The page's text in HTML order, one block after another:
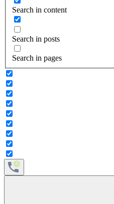
Search in content
Search in posts
Search in pages